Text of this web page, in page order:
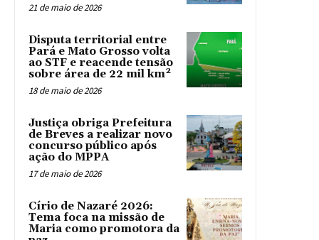
21 de maio de 2026
Disputa territorial entre
Pará e Mato Grosso volta
ao STF e reacende tensão
sobre área de 22 mil km²
18 de maio de 2026
Justiça obriga Prefeitura
de Breves a realizar novo
concurso público após
ação do MPPA
17 de maio de 2026
Círio de Nazaré 2026:
Tema foca na missão de
Maria como promotora da